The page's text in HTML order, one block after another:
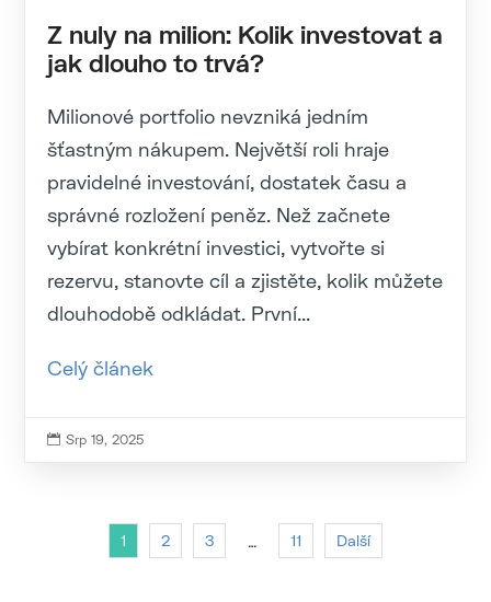
Z nuly na milion: Kolik investovat a
jak dlouho to trvá?
Milionové portfolio nevzniká jedním
šťastným nákupem. Největší roli hraje
pravidelné investování, dostatek času a
správné rozložení peněz. Než začnete
vybírat konkrétní investici, vytvořte si
rezervu, stanovte cíl a zjistěte, kolik můžete
dlouhodobě odkládat. První...
Celý článek
 Srp 19, 2025
1 2 3 … 11 Další